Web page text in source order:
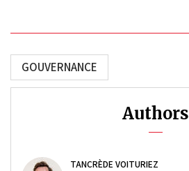
GOUVERNANCE
Authors
TANCRÈDE VOITURIEZ